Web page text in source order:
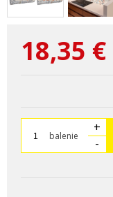
18,35 €
balenie
+
-